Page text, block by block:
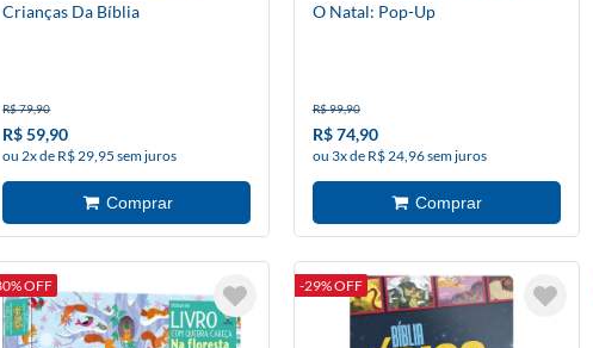
Crianças Da Bíblia
R$ 79,90
R$ 59,90
ou 2x de R$ 29,95 sem juros
O Natal: Pop-Up
R$ 99,90
R$ 74,90
ou 3x de R$ 24,96 sem juros
OFF -29% OFF